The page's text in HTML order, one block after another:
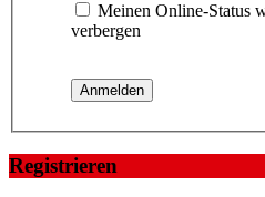
Meinen Online-Status
verbergen
Registrieren